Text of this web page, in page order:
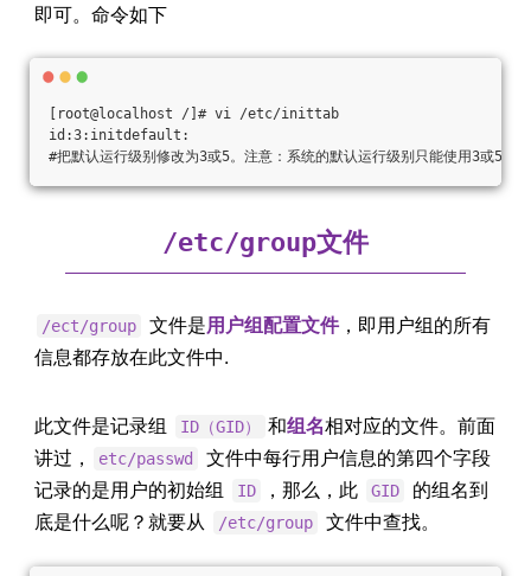
即可。命令如下
[root@localhost /]# vi /etc/inittab
id:3:initdefault:
#把默认运行级别修改为3或5。注意：系统的默认运行级别只能使用3或5
/etc/group文件
/ect/group 文件是用户组配置文件，即用户组的所有
信息都存放在此文件中.
此文件是记录组 ID（GID） 和组名相对应的文件。前面
讲过，
etc/passwd
文件中每行用户信息的第四个字段
记录的是用户的初始组
ID ，那么，此 GID
的组名到
底是什么呢？就要从
/etc/group 文件中查找。